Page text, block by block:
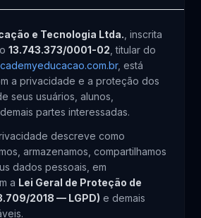
e Tecnologia Ltda. , inscrita
13.743.373/0001-02 , titular do
, está
a privacidade e a proteção dos
seus usuários, alunos,
partes interessadas.
descreve como
armazenamos, compartilhamos
dados pessoais, em
a Lei Geral de Proteção de
2018 — LGPD) e demais